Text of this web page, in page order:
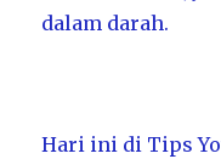
dalam darah.
Hari ini di Tips